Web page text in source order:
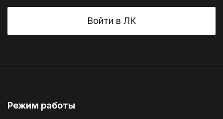
Войти в ЛК
Режим работы